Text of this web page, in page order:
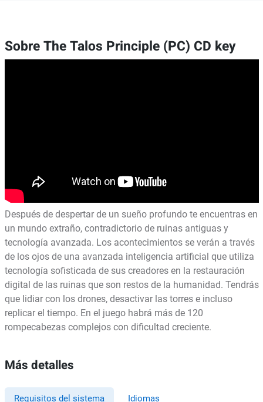
Sobre The Talos Principle (PC) CD key
Después de despertar de un sueño profundo te encuentras en
un mundo extraño, contradictorio de ruinas antiguas y
tecnología avanzada. Los acontecimientos se verán a través
de los ojos de una avanzada inteligencia artificial que utiliza
tecnología sofisticada de sus creadores en la restauración
digital de las ruinas que son restos de la humanidad. Tendrás
que lidiar con los drones, desactivar las torres e incluso
replicar el tiempo. En el juego habrá más de 120
rompecabezas complejos con dificultad creciente.
Más detalles
Requisitos del sistema Idiomas